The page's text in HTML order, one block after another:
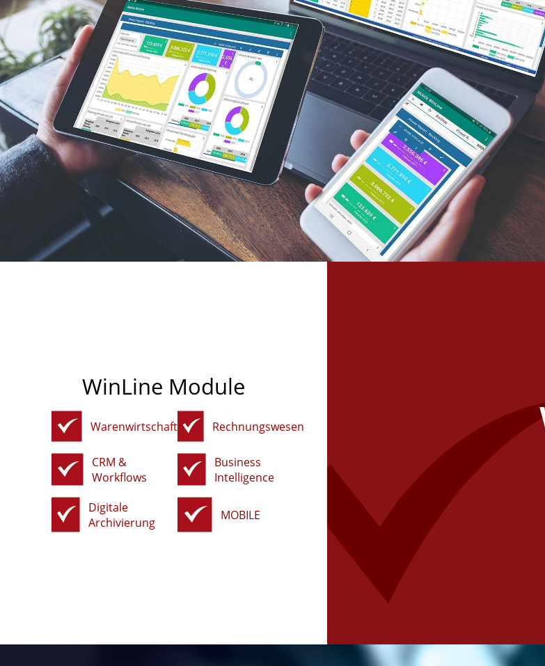
WinLine Module
Warenwirtschaft Rechnungswesen
CRM &
Workflows
Business
Intelligence
Digitale
Archivierung
MOBILE